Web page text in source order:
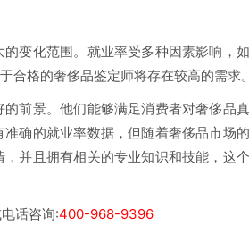
变化范围。就业率受多种因素影响，
格的奢侈品鉴定师将存在较高的需求。
前景。他们能够满足消费者对奢侈品
确的就业率数据，但随着奢侈品市场
并且拥有相关的专业知识和技能，这
话咨询:400-968-9396